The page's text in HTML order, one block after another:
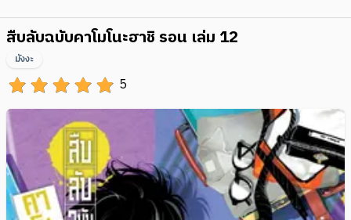
สืบลับฉบับคาโมโนะฮาชิ รอน เล่ม 12
5
มังงะ